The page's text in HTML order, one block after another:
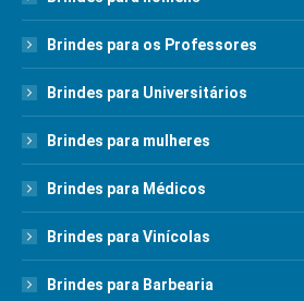
Brindes para os Professores
Brindes para Universitários
Brindes para mulheres
Brindes para Médicos
Brindes para Vinícolas
Brindes para Barbearia